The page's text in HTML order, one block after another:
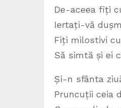
De-aceea fiți
Iertați-vă
Fiți milostivi
Să simtă și ei
Și-n sfânta
Pruncuții ceia